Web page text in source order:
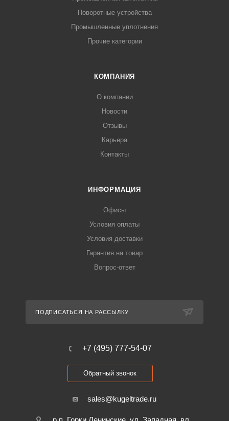
Поворотные устройства
Промышленные уплотнения
Прочие категории
КОМПАНИЯ
О компании
Новости
Отзывы
Карьера
Контакты
ИНФОРМАЦИЯ
Офисы
Условия оплаты
Условия доставки
Гарантия на товар
Вопрос-ответ
ПОДПИСАТЬСЯ НА РАССЫЛКУ
+7 (495) 777-54-07
Обратный звонок
sales@kugeltrade.ru